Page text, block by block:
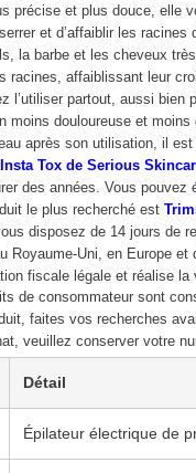
précise et plus douce, elle
et d’affaiblir les
la barbe et les cheveux très
racines, affaiblissant leur
l’utiliser partout, aussi bien
moins douloureuse et moins
après son utilisation, il est
Insta Tox de Serious
des années. Vous pouvez
le plus recherché est
disposez de 14 jours de
Royaume-Uni, en Europe et
fiscale légale et réalise
de consommateur sont
faites vos recherches
veuillez conserver votre
Détail
Épilateur électrique de